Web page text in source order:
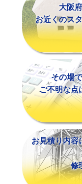
大阪
お近くのス
その場
ご不明な点
お見積り内容
修